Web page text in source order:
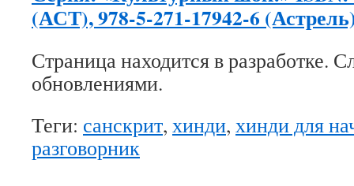
(АСТ), 978-5-271-17942-6
Страница находится в разработке.
обновлениями.
Теги: санскрит, хинди, хинди для
разговорник